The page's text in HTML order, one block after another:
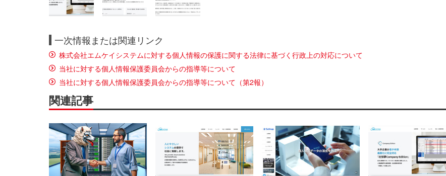
一次情報または関連リンク
株式会社エムケイシステムに対する個人情報の保護に関する法律に基づく行政上の対応について
当社に対する個人情報保護委員会からの指導等について
当社に対する個人情報保護委員会からの指導等について（第2報）
関連記事